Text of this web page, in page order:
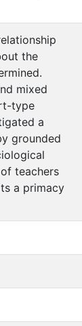
the
mixed
type
a
grounded
teachers
a primacy